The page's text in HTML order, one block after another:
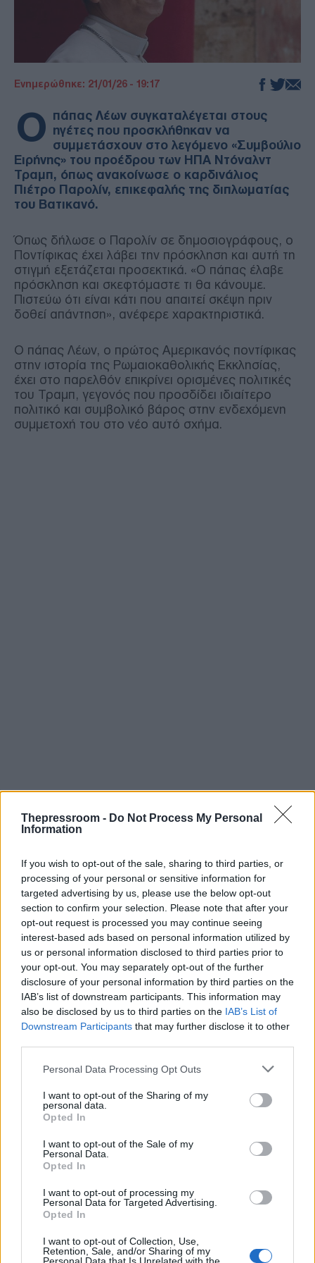
Thepressroom - Do Not Process My Personal
Information
If you wish to opt-out of the sale, sharing to third parties, or
processing of your personal or sensitive information for
targeted advertising by us, please use the below opt-out
section to confirm your selection. Please note that after your
opt-out request is processed you may continue seeing
interest-based ads based on personal information utilized by
us or personal information disclosed to third parties prior to
your opt-out. You may separately opt-out of the further
disclosure of your personal information by third parties on the
IAB’s list of downstream participants. This information may
also be disclosed by us to third parties on the IAB’s List of
Downstream Participants that may further disclose it to other
Please note that this website/app uses one or more Google
not limited to your visit or usage behaviour. You may click to
grant or deny consent to Google and its third-party tags to
use your data for below specified purposes in below Google
consent section.
Personal Data Processing Opt Outs
I want to opt-out of the Sharing of my
personal data.
Opted In
I want to opt-out of the Sale of my
Personal Data.
Opted In
I want to opt-out of processing my
Personal Data for Targeted Advertising.
Opted In
I want to opt-out of Collection, Use,
Retention, Sale, and/or Sharing of my
Ενημερώθηκε: 21/01/26 - 19:17
Ο πάπας Λέων συγκαταλέγεται στους
ηγέτες που προσκλήθηκαν να
συμμετάσχουν στο λεγόμενο «Συμβούλιο
Ειρήνης» του προέδρου των ΗΠΑ Ντόναλντ
Τραμπ, όπως ανακοίνωσε ο καρδινάλιος
Πιέτρο Παρολίν, επικεφαλής της διπλωματίας
του Βατικανό.
Όπως δήλωσε ο Παρολίν σε δημοσιογράφους, ο
Ποντίφικας έχει λάβει την πρόσκληση και αυτή τη
στιγμή εξετάζεται προσεκτικά. «Ο πάπας έλαβε
πρόσκληση και σκεφτόμαστε τι θα κάνουμε.
Πιστεύω ότι είναι κάτι που απαιτεί σκέψη πριν
δοθεί απάντηση», ανέφερε χαρακτηριστικά.
Ο πάπας Λέων, ο πρώτος Αμερικανός ποντίφικας
στην ιστορία της Ρωμαιοκαθολικής Εκκλησίας,
έχει στο παρελθόν επικρίνει ορισμένες πολιτικές
του Τραμπ, γεγονός που προσδίδει ιδιαίτερο
πολιτικό και συμβολικό βάρος στην ενδεχόμενη
συμμετοχή του στο νέο αυτό σχήμα.
Σύμφωνα με τις δηλώσεις Τραμπ, το «Συμβούλιο
Ειρήνης» είχε αρχικά στόχο την ενασχόληση με
τον τερματισμό του πολέμου στη Γάζα, ωστόσο
πλέον φιλοδοξεί να αποκτήσει ευρύτερο ρόλο,
παρεμβαίνοντας στη διαχείριση διεθνών
συγκρούσεων σε παγκόσμιο επίπεδο. Ορισμένες
χώρες, όπως τοΙσραήλκαι ηΑίγυπτος, έχουν
αποδεχθεί την πρόσκληση, ενώ άλλες
εμφανίζονται επιφυλακτικές, με διπλωματικές
πηγές να προειδοποιούν ότι η πρωτοβουλία
ενδέχεται να υπονομεύσει τον ρόλο των
Ο πάπας, ως πνευματικός ηγέτης περίπου 1,4
δισεκατομμυρίων Καθολικών παγκοσμίως,
σπανίως συμμετέχει σε διεθνή πολιτικά
συμβούλια. Το Βατικανό, ωστόσο, διαθέτει
εκτεταμένη και ενεργή διπλωματική υπηρεσία και
έχει καθεστώς μόνιμου παρατηρητή στα Ηνωμένα
συζητήσεις για ζητήματα ειρήνης, ανθρωπισμού
και διεθνούς δικαίου.
ΑΚΟΛΟΥΘΗΣΤΕ ΜΑΣ ΣΤΟ GOOGLE